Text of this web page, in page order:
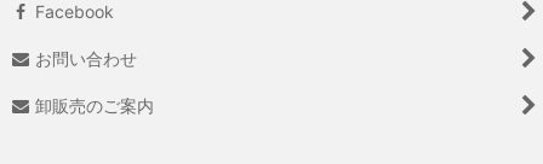
Facebook
お問い合わせ
卸販売のご案内